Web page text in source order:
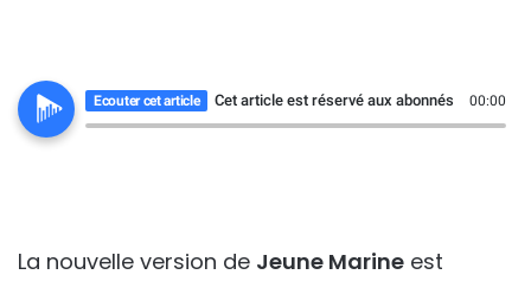
Ecouter cet article Cet article est réservé aux abonnés 00:00
La nouvelle version de Jeune Marine est